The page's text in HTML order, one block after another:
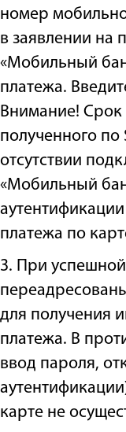
номер
в заявлении на
«Мобильный
платежа.
Внимание! Срок
полученного по
отсутствии
«Мобильный
платежа по
3. При
для получения
платежа. В
ввод пароля,
карте не